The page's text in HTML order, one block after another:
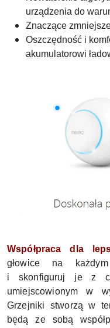
urządzenia do
Znaczące
Oszczędność i
akumulatorowi
Współpraca dla
głowice na
i skonfiguruj je z
umiejscowionym w
Grzejniki stworzą w
będą ze sobą